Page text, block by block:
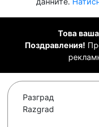
Това
Поздравления!
Разград
Razgrad